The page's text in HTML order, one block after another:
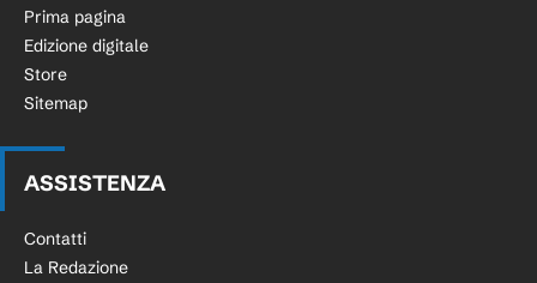
Prima pagina
Edizione digitale
Store
Sitemap
ASSISTENZA
Contatti
La Redazione